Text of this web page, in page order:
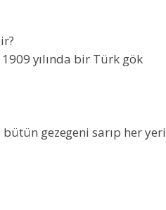
yılında bir Türk gök
gezegeni sarıp her yeri